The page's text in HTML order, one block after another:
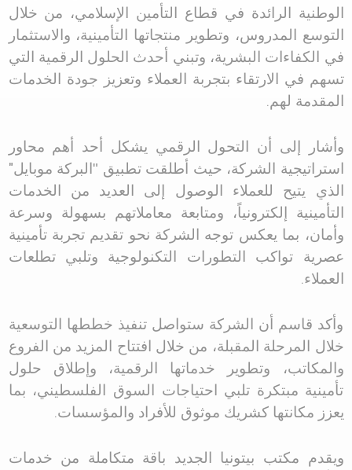
الوطنية الرائدة في قطاع التأمين الإسلامي، من خلال
التوسع المدروس، وتطوير منتجاتها التأمينية، والاستثمار
في الكفاءات البشرية، وتبني أحدث الحلول الرقمية التي
تسهم في الارتقاء بتجربة العملاء وتعزيز جودة الخدمات
المقدمة لهم.
وأشار إلى أن التحول الرقمي يشكل أحد أهم محاور
استراتيجية الشركة، حيث أطلقت تطبيق "البركة موبايل"
الذي يتيح للعملاء الوصول إلى العديد من الخدمات
التأمينية إلكترونياً، ومتابعة معاملاتهم بسهولة وسرعة
وأمان، بما يعكس توجه الشركة نحو تقديم تجربة تأمينية
عصرية تواكب التطورات التكنولوجية وتلبي تطلعات
العملاء.
وأكد قاسم أن الشركة ستواصل تنفيذ خططها التوسعية
خلال المرحلة المقبلة، من خلال افتتاح المزيد من الفروع
والمكاتب، وتطوير خدماتها الرقمية، وإطلاق حلول
تأمينية مبتكرة تلبي احتياجات السوق الفلسطيني، بما
يعزز مكانتها كشريك موثوق للأفراد والمؤسسات.
ويقدم مكتب بيتونيا الجديد باقة متكاملة من خدمات